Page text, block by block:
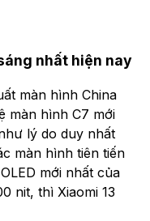
nhất hiện nay
màn hình China
màn hình C7 mới
lý do duy nhất
màn hình tiên tiến
mới nhất của
nit, thì Xiaomi 13